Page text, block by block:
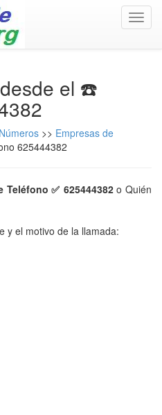
el ☎️
Números >> Empresas de
625444382
Teléfono ✅ 625444382o Quién
y el motivo de la llamada: